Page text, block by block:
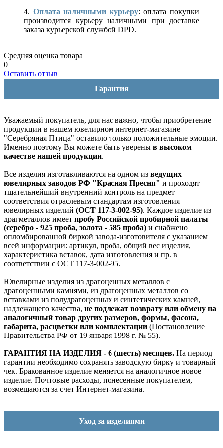
4. Оплата наличными курьеру: оплата покупки
производится курьеру наличными при доставке
заказа курьерской службой DPD.
Средняя оценка товара
0
Оставить отзыв
Гарантия
Уважаемый покупатель, для нас важно, чтобы приобретение
продукции в нашем ювелирном интернет-магазине
"Серебряная Птица" оставило только положительные эмоции.
Именно поэтому Вы можете быть уверены в высоком
качестве нашей продукции.
Все изделия изготавливаются на одном из ведущих
ювелирных заводов РФ "Красная Пресня" и проходят
тщательнейший внутренний контроль на предмет
соответствия отраслевым стандартам изготовления
ювелирных изделий (ОСТ 117-3-002-95). Каждое изделие из
драгметаллов имеет пробу Российской пробирной палаты
(серебро - 925 проба, золота - 585 проба) и снабжено
опломбированной биркой завода-изготовителя с указанием
всей информации: артикул, проба, общий вес изделия,
характеристика вставок, дата изготовления и пр. в
соответствии с ОСТ 117-3-002-95.
Ювелирные изделия из драгоценных металлов с
драгоценными камнями, из драгоценных металлов со
вставками из полудрагоценных и синтетических камней,
надлежащего качества, не подлежат возврату или обмену на
аналогичный товар других размеров, формы, фасона,
габарита, расцветки или комплектации (Постановление
Правительства РФ от 19 января 1998 г. № 55).
ГАРАНТИЯ НА ИЗДЕЛИЯ - 6 (шесть) месяцев. На период
гарантии необходимо сохранять заводскую бирку и товарный
чек. Бракованное изделие меняется на аналогичное новое
изделие. Почтовые расходы, понесенные покупателем,
возмещаются за счет Интернет-магазина.
Уход за изделиями